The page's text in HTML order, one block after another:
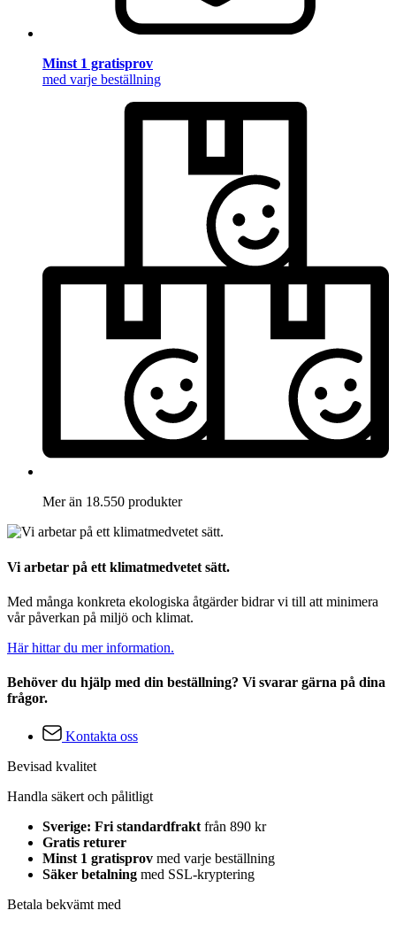
Minst 1 gratisprov
med varje beställning
Mer än 18.550 produkter
Vi arbetar på ett klimatmedvetet sätt.
Med många konkreta ekologiska åtgärder bidrar vi till att minimera
vår påverkan på miljö och klimat.
Här hittar du mer information.
Behöver du hjälp med din beställning? Vi svarar gärna på dina
frågor.
Kontakta oss
Bevisad kvalitet
Handla säkert och pålitligt
Sverige: Fri standardfraktfrån 890 kr
Gratis returer
Minst 1 gratisprov med varje beställning
Säker betalning med SSL-kryptering
Betala bekvämt med